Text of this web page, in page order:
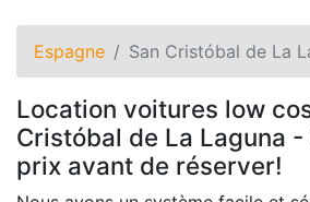
Espagne San Cristóbal de La
Location voitures low
Cristóbal de La Laguna
prix avant de réserver!